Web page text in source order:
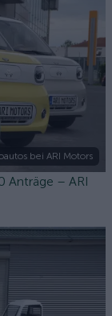
bei ARI Motors
Anträge – ARI